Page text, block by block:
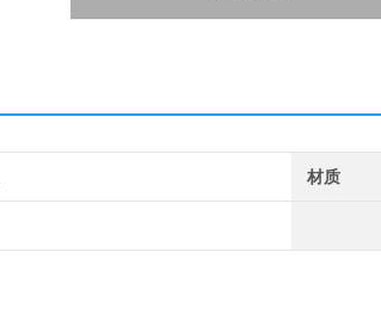
材质